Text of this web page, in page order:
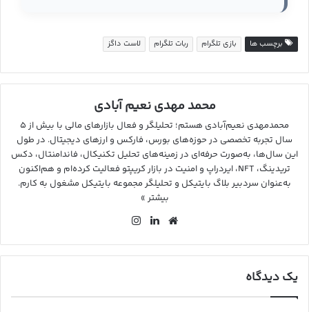
برچسب ها بازی تلگرام ربات تلگرام لاست داگز
محمد مهدی نعیم آبادی
محمدمهدی نعیم‌آبادی هستم؛ تحلیلگر و فعال بازارهای مالی با بیش از ۵
سال تجربه تخصصی در حوزه‌های بورس، فارکس و ارزهای دیجیتال. در طول
این سال‌ها، به‌صورت حرفه‌ای در زمینه‌های تحلیل تکنیکال، فاندامنتال، دکس
تریدینگ، NFT، ایردراپ و امنیت در بازار کریپتو فعالیت کرده‌ام و هم‌اکنون
به‌عنوان سردبیر بلاگ بایتیکل و تحلیلگر مجموعه بایتیکل مشغول به کارم.
بیشتر »
وب
ت
لین
ین گرا
یک دیدگاه